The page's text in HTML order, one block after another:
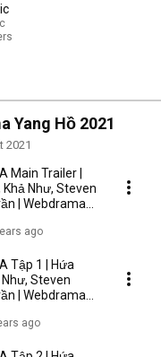
Yang Hồ 2021
2021
Main Trailer |
Như, Steven
| Webdrama
ago
Tập 1 | Hứa
Steven
| Webdrama
ago